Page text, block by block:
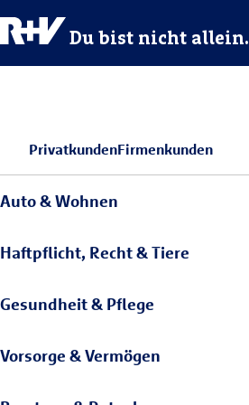
Du bist nicht allein.
PrivatkundenFirmenkunden
Auto & Wohnen
Haftpflicht, Recht & Tiere
Gesundheit & Pflege
Vorsorge & Vermögen